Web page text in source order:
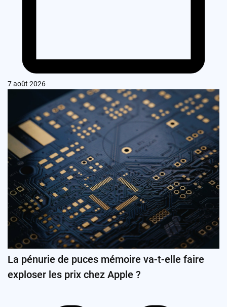
7 août 2026
La pénurie de puces mémoire va-t-elle faire
exploser les prix chez Apple ?